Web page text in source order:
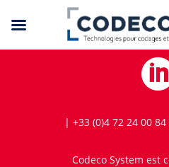
| +33 (0)4 72 24 00
Codeco System est